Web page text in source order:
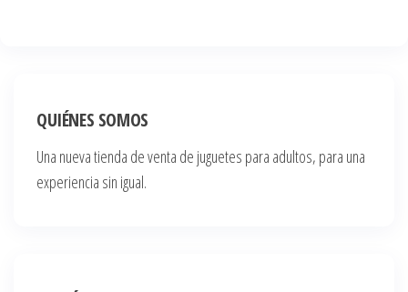
QUIÉNES SOMOS
Una nueva tienda de venta de juguetes para adultos, para una
experiencia sin igual.